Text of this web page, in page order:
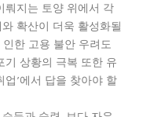
뤄지는 토양 위에서 각
확산이 더욱 활성화될
한 고용 불안 우려도
상황의 극복 또한 유
’에서 답을 찾아야 할